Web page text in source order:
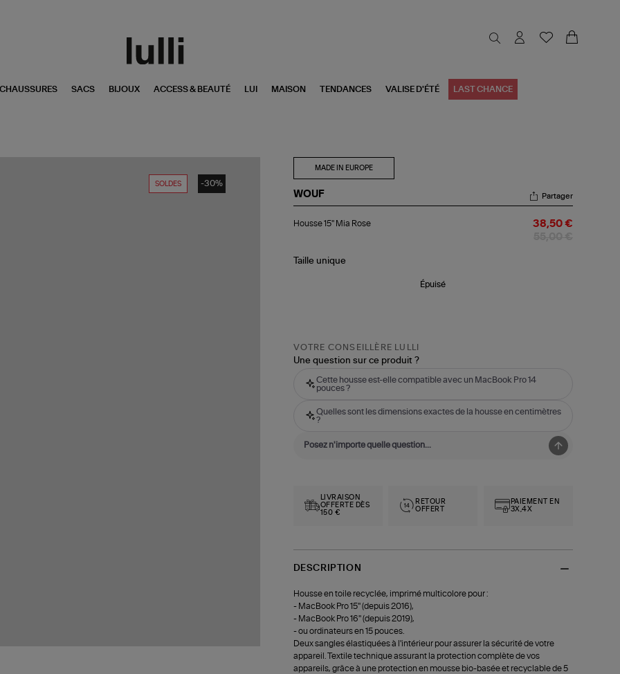
CHAUSSURES SACS BIJOUX ACCESS & BEAUTÉ LUI MAISON TENDANCES VALISE D'ÉTÉ LAST CHANCE
SOLDES -30%
MADE IN EUROPE
WOUF
15''
Partager
Housse 15'' Mia Rose 38,50 €
Taille unique
Épuisé
VOTRE CONSEILLÈRE LULLI
Une question sur ce produit ?
Cette housse est-elle compatible avec un MacBook Pro 14
pouces ?
Quelles sont les dimensions exactes de la housse en centimètres
?
LIVRAISON
OFFERTE DÈS
150 €
RETOUR
OFFERT
PAIEMENT EN
3X,4X
DESCRIPTION
Housse en toile recyclée, imprimé multicolore pour :
- MacBook Pro 15'' (depuis 2016),
- MacBook Pro 16'' (depuis 2019),
- ou ordinateurs en 15 pouces.
Deux sangles élastiquées à l'intérieur pour assurer la sécurité de votre
appareil. Textile technique assurant la protection complète de vos
appareils, grâce à une protection en mousse bio-basée et recyclable de 5